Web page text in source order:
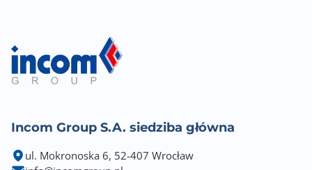
Incom Group S.A. siedziba główna
ul. Mokronoska 6, 52-407 Wrocław